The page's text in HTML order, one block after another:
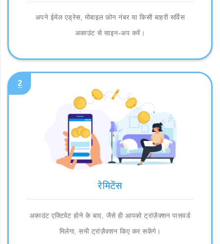
अपने ईमेल एड्रेस, मोबाइल फ़ोन नंबर या किसी बाहरी सर्विस
अकाउंट से साइन-अप करें।
2
रेमिटेंस
अकाउंट एक्टिवेट होने के बाद, जैसे ही आपको ट्रांज़ैक्शन पासवर्ड
मिलेगा, सभी ट्रांज़ैक्शन किए कर सकेंगे।